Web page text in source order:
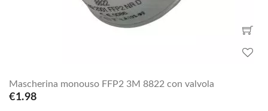
Mascherina monouso FFP2 3M 8822 con valvola
€1.98